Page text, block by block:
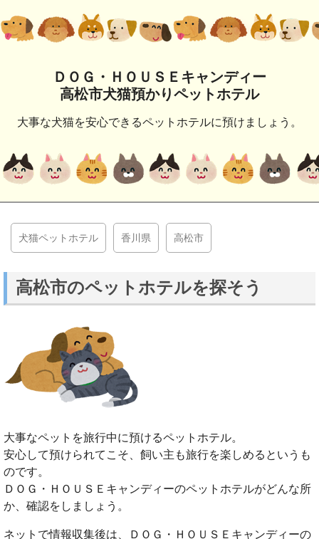
ＤＯＧ・ＨＯＵＳＥキャンディー
高松市犬猫預かりペットホテル
大事な犬猫を安心できるペットホテルに預けましょう。
犬猫ペットホテル 香川県 高松市
高松市のペットホテルを探そう
大事なペットを旅行中に預けるペットホテル。
安心して預けられてこそ、飼い主も旅行を楽しめるというも
のです。
ＤＯＧ・ＨＯＵＳＥキャンディーのペットホテルがどんな所
か、確認をしましょう。
ネットで情報収集後は、ＤＯＧ・ＨＯＵＳＥキャンディーの